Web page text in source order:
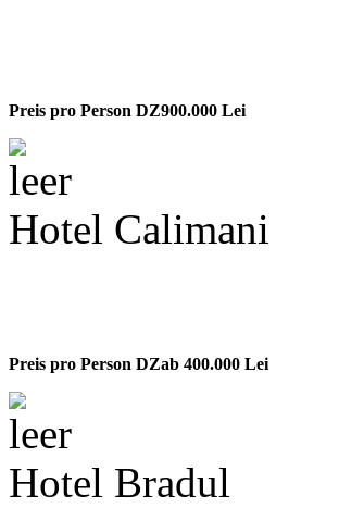
Preis pro Person DZ900.000 Lei
Hotel Calimani
Preis pro Person DZab 400.000 Lei
Hotel Bradul